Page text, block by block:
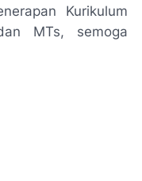
Kurikulum
MTs, semoga